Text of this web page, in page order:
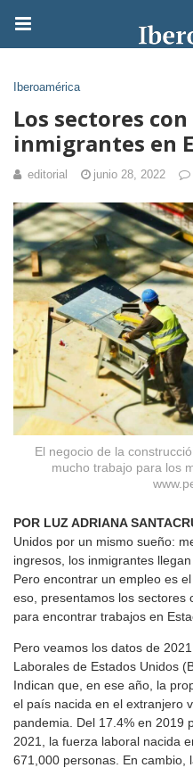
Iberoamérica
Los sectores
inmigrantes en
editorial junio 28, 2022
El negocio de la
mucho trabajo para los
POR LUZ ADRIANA
Unidos por un mismo sueño:
ingresos, los inmigrantes
Pero encontrar un empleo es
eso, presentamos los sectores
para encontrar trabajos en
Pero veamos los datos de
Laborales de Estados Unidos
Indican que, en ese año, la
el país nacida en el extranjero
pandemia. Del 17.4% en 2019
2021, la fuerza laboral nacida
671,000 personas. En cambio,